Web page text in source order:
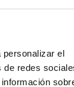
personalizar el
de redes